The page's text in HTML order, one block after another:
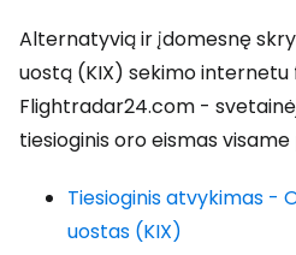
Alternatyvią ir įdomesnę
uostą (KIX) sekimo
Flightradar24.com -
tiesioginis oro eismas visame
Tiesioginis atvykimas -
uostas (KIX)